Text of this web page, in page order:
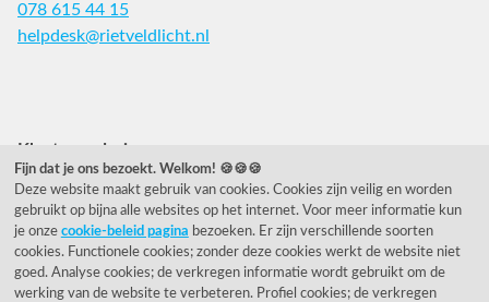
078 615 44 15
helpdesk@rietveldlicht.nl
Klantwaardering
"Zeer goed" - eKomi.nl
Cijfer: 9.2 (25540 recensies)
Fijn dat je ons bezoekt. Welkom! 🍪🍪🍪
Deze website maakt gebruik van cookies. Cookies zijn veilig en worden
gebruikt op bijna alle websites op het internet. Voor meer informatie kun
je onze cookie-beleid pagina bezoeken. Er zijn verschillende soorten
cookies. Functionele cookies; zonder deze cookies werkt de website niet
goed. Analyse cookies; de verkregen informatie wordt gebruikt om de
werking van de website te verbeteren. Profiel cookies; de verkregen